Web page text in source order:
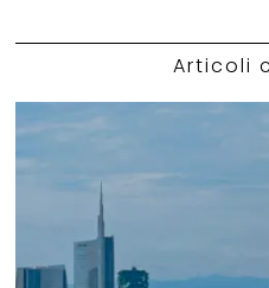
Articoli